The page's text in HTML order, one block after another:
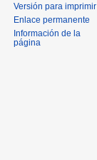
Versión para imprimir
Enlace permanente
Información de la
página